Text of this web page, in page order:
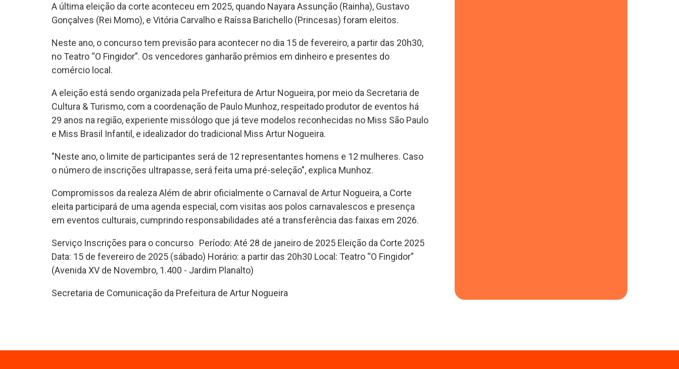
A última eleição da corte aconteceu em 2025, quando Nayara Assunção (Rainha), Gustavo
Gonçalves (Rei Momo), e Vitória Carvalho e Raíssa Barichello (Princesas) foram eleitos.
Neste ano, o concurso tem previsão para acontecer no dia 15 de fevereiro, a partir das 20h30,
no Teatro “O Fingidor”. Os vencedores ganharão prêmios em dinheiro e presentes do
comércio local.
A eleição está sendo organizada pela Prefeitura de Artur Nogueira, por meio da Secretaria de
Cultura & Turismo, com a coordenação de Paulo Munhoz, respeitado produtor de eventos há
29 anos na região, experiente missólogo que já teve modelos reconhecidas no Miss São Paulo
e Miss Brasil Infantil, e idealizador do tradicional Miss Artur Nogueira.
"Neste ano, o limite de participantes será de 12 representantes homens e 12 mulheres. Caso
o número de inscrições ultrapasse, será feita uma pré-seleção", explica Munhoz.
Compromissos da realeza Além de abrir oficialmente o Carnaval de Artur Nogueira, a Corte
eleita participará de uma agenda especial, com visitas aos polos carnavalescos e presença
em eventos culturais, cumprindo responsabilidades até a transferência das faixas em 2026.
Serviço Inscrições para o concurso Período: Até 28 de janeiro de 2025 Eleição da Corte 2025
Data: 15 de fevereiro de 2025 (sábado) Horário: a partir das 20h30 Local: Teatro “O Fingidor”
(Avenida XV de Novembro, 1.400 - Jardim Planalto)
Secretaria de Comunicação da Prefeitura de Artur Nogueira